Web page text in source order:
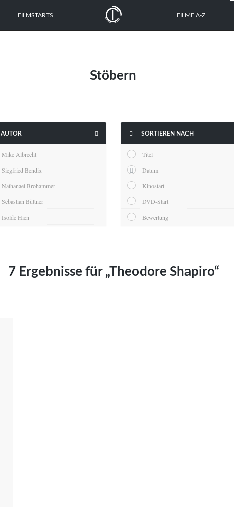
FILMSTARTS FILME A-Z
Stöbern
AUTOR 
Mike Albrecht
Siegfried Bendix
Nathanael Brohammer
Sebastian Büttner
Isolde Hien
Maximilian Kosing
 SORTIEREN NACH
Titel
Datum
Kinostart
DVD-Start
Bewertung
7 Ergebnisse für „Theodore Shapiro“